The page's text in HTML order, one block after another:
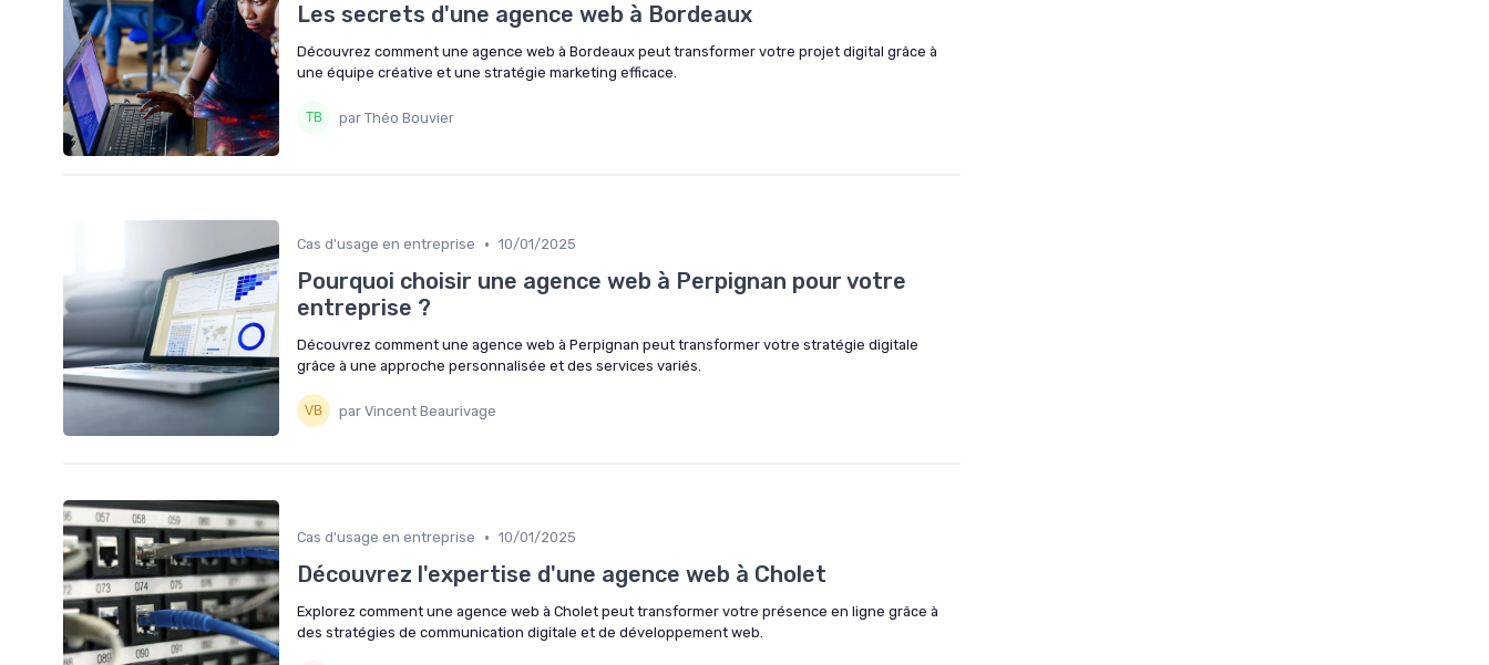
Les secrets d'une agence web à Bordeaux
Découvrez comment une agence web à Bordeaux peut transformer votre projet digital grâce à
une équipe créative et une stratégie marketing efficace.
par Théo Bouvier
Cas d'usage en entreprise • 10/01/2025
Pourquoi choisir une agence web à Perpignan pour votre
entreprise ?
Découvrez comment une agence web à Perpignan peut transformer votre stratégie digitale
grâce à une approche personnalisée et des services variés.
par Vincent Beaurivage
Cas d'usage en entreprise • 10/01/2025
Découvrez l'expertise d'une agence web à Cholet
Explorez comment une agence web à Cholet peut transformer votre présence en ligne grâce à
des stratégies de communication digitale et de développement web.